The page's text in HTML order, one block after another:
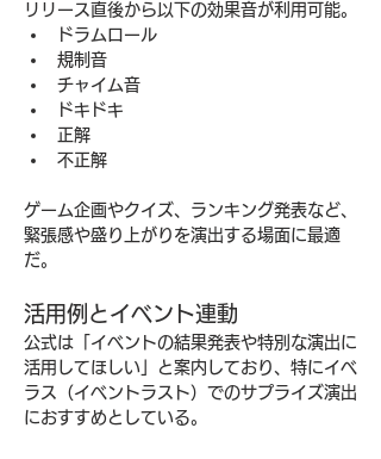
リリース直後から以下の効果音が利用可能。
ドラムロール
規制音
チャイム音
ドキドキ
正解
不正解
ゲーム企画やクイズ、ランキング発表など、
緊張感や盛り上がりを演出する場面に最適
だ。
活用例とイベント連動
公式は「イベントの結果発表や特別な演出に
活用してほしい」と案内しており、特にイベ
ラス（イベントラスト）でのサプライズ演出
におすすめとしている。